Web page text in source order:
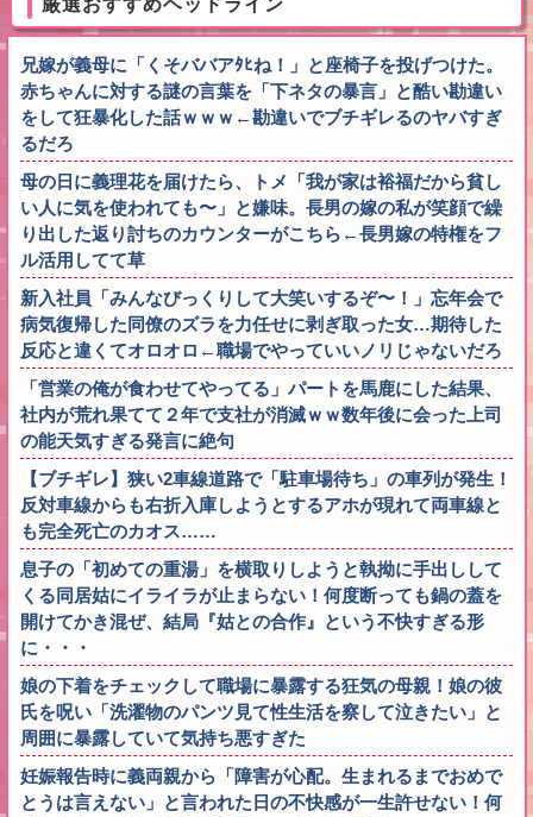
厳選おすすめヘッドライン
兄嫁が義母に「くそババアﾀﾋね！」と座椅子を投げつけた。
赤ちゃんに対する謎の言葉を「下ネタの暴言」と酷い勘違い
をして狂暴化した話ｗｗｗ←勘違いでブチギレるのヤバすぎ
るだろ
母の日に義理花を届けたら、トメ「我が家は裕福だから貧し
い人に気を使われても〜」と嫌味。長男の嫁の私が笑顔で繰
り出した返り討ちのカウンターがこちら←長男嫁の特権をフ
ル活用してて草
新入社員「みんなびっくりして大笑いするぞ〜！」忘年会で
病気復帰した同僚のズラを力任せに剥ぎ取った女…期待した
反応と違くてオロオロ←職場でやっていいノリじゃないだろ
「営業の俺が食わせてやってる」パートを馬鹿にした結果、
社内が荒れ果てて２年で支社が消滅ｗｗ数年後に会った上司
の能天気すぎる発言に絶句
【ブチギレ】狭い2車線道路で「駐車場待ち」の車列が発生！
反対車線からも右折入庫しようとするアホが現れて両車線と
も完全死亡のカオス……
息子の「初めての重湯」を横取りしようと執拗に手出しして
くる同居姑にイライラが止まらない！何度断っても鍋の蓋を
開けてかき混ぜ、結局『姑との合作』という不快すぎる形
に・・・
娘の下着をチェックして職場に暴露する狂気の母親！娘の彼
氏を呪い「洗濯物のパンツ見て性生活を察して泣きたい」と
周囲に暴露していて気持ち悪すぎた
妊娠報告時に義両親から「障害が心配。生まれるまでおめで
とうは言えない」と言われた日の不快感が一生許せない！何